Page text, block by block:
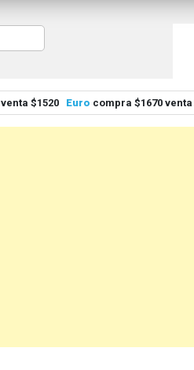
$1520 Euro compra $1670 venta